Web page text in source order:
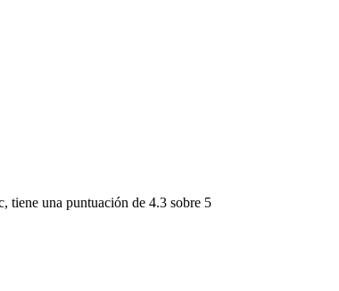
, tiene una puntuación de 4.3 sobre 5